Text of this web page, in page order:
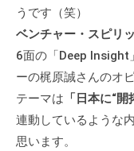
うです（笑）
ベンチャー・スピリ
6面の「Deep Insight
ーの梶原誠さんのオ
テーマは 「日本に“開
連動しているような
思います。